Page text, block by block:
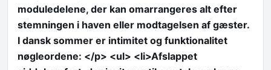
moduledelene, der kan omarrangeres alt efter
stemningen i haven eller modtagelsen af gæster.
I dansk sommer er intimitet og funktionalitet
nøgleordene: </p> <ul> <li>Afslappet